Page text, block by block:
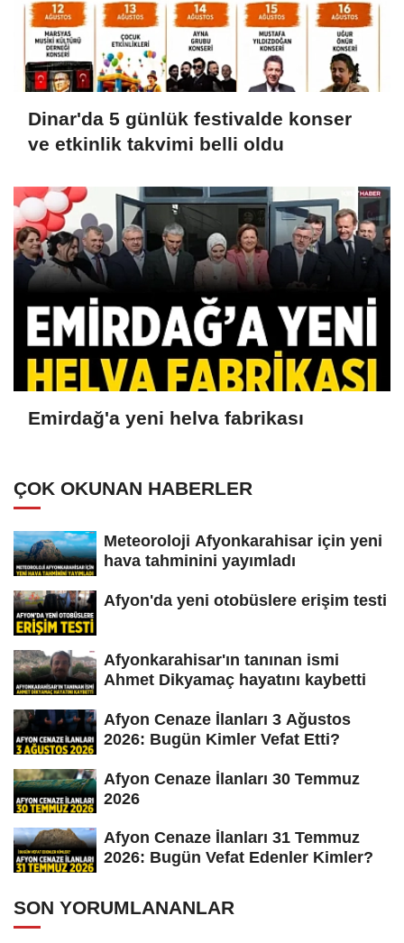
Dinar'da 5 günlük festivalde konser
ve etkinlik takvimi belli oldu
Emirdağ'a yeni helva fabrikası
ÇOK OKUNAN HABERLER
Meteoroloji Afyonkarahisar için yeni
hava tahminini yayımladı
Afyon'da yeni otobüslere erişim testi
Afyonkarahisar'ın tanınan ismi
Ahmet Dikyamaç hayatını kaybetti
Afyon Cenaze İlanları 3 Ağustos
2026: Bugün Kimler Vefat Etti?
Afyon Cenaze İlanları 30 Temmuz
2026
Afyon Cenaze İlanları 31 Temmuz
2026: Bugün Vefat Edenler Kimler?
SON YORUMLANANLAR